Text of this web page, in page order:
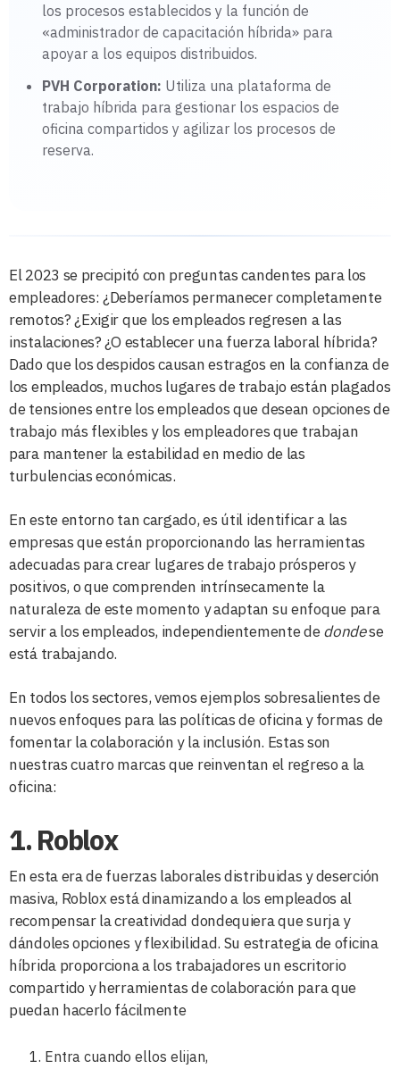
los procesos establecidos y la función de
«administrador de capacitación híbrida» para
apoyar a los equipos distribuidos.
PVH Corporation: Utiliza una plataforma de
trabajo híbrida para gestionar los espacios de
oficina compartidos y agilizar los procesos de
reserva.
El 2023 se precipitó con preguntas candentes para los
empleadores: ¿Deberíamos permanecer completamente
remotos? ¿Exigir que los empleados regresen a las
instalaciones? ¿O establecer una fuerza laboral híbrida?
Dado que los despidos causan estragos en la confianza de
los empleados, muchos lugares de trabajo están plagados
de tensiones entre los empleados que desean opciones de
trabajo más flexibles y los empleadores que trabajan
para mantener la estabilidad en medio de las
turbulencias económicas.
En este entorno tan cargado, es útil identificar a las
empresas que están proporcionando las herramientas
adecuadas para crear lugares de trabajo prósperos y
positivos, o que comprenden intrínsecamente la
naturaleza de este momento y adaptan su enfoque para
servir a los empleados, independientemente dedondese
está trabajando.
En todos los sectores, vemos ejemplos sobresalientes de
nuevos enfoques para las políticas de oficina y formas de
fomentar la colaboración y la inclusión. Estas son
nuestras cuatro marcas que reinventan el regreso a la
oficina:
1. Roblox
En esta era de fuerzas laborales distribuidas y deserción
masiva, Roblox está dinamizando a los empleados al
recompensar la creatividad dondequiera que surja y
dándoles opciones y flexibilidad. Su estrategia de oficina
híbrida proporciona a los trabajadores un escritorio
compartido y herramientas de colaboración para que
puedan hacerlo fácilmente
Entra cuando ellos elijan,